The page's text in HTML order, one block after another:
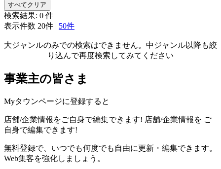
すべてクリア
検索結果: 0 件
表示件数 20件 | 50件
大ジャンルのみでの検索はできません。中ジャンル以降も絞
り込んで再度検索してみてください
事業主の皆さま
Myタウンページに登録すると
店舗/企業情報をご自身で編集できます! 店舗/企業情報を ご
自身で編集できます!
無料登録で、いつでも何度でも自由に更新・編集できます。
Web集客を強化しましょう。